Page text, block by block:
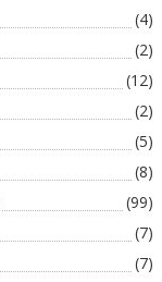
(4)
(2)
(12)
(2)
(5)
(8)
(99)
(7)
(7)